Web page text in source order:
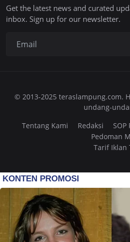
Get the latest news and curated
inbox. Sign up for our newsletter.
© 2013-2025 teraslampung.com.
undang-
Tentang Kami
Redaksi
Pedoman
Tarif Iklan